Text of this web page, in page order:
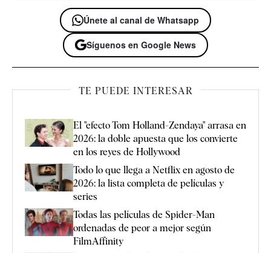
Únete al canal de Whatsapp
Síguenos en Google News
TE PUEDE INTERESAR
El "efecto Tom Holland-Zendaya" arrasa en
2026: la doble apuesta que los convierte
en los reyes de Hollywood
Todo lo que llega a Netflix en agosto de
2026: la lista completa de películas y
series
Todas las películas de Spider-Man
ordenadas de peor a mejor según
FilmAffinity